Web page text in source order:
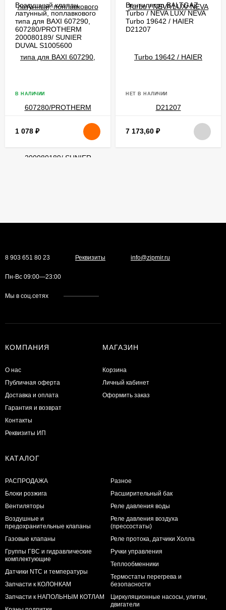
Воздушный клапан
латунный, поплавкового
типа для BAXI 607290,
607280/PROTHERM
200080189/ SUNIER
DUVAL S1005600
В НАЛИЧИИ
1 078 ₽
Вентилятор BALTGAZ
Turbo / NEVA LUX/ NEVA
Turbo 19642 / HAIER
D21207
НЕТ В НАЛИЧИИ
7 173,60 ₽
8 903 651 80 23 Реквизиты info@zipmir.ru
Пн-Вс 09:00—23:00
Мы в соц.сетях
КОМПАНИЯ
О нас
Публичная оферта
Доставка и оплата
Гарантия и возврат
Контакты
Реквизиты ИП
МАГАЗИН
Корзина
Личный кабинет
Оформить заказ
КАТАЛОГ
РАСПРОДАЖА
Блоки розжига
Вентиляторы
Воздушные и
предохранительные клапаны
Газовые клапаны
Группы ГВС и гидравлические
комплектующие
Датчики NTC и температуры
Запчасти к КОЛОНКАМ
Запчасти к НАПОЛЬНЫМ КОТЛАМ
Разное
Расширительный бак
Реле давления воды
Реле давления воздуха
(прессостаты)
Реле протока, датчики Холла
Ручки управления
Теплообменники
Термостаты перегрева и
безопасности
Циркуляционные насосы, улитки,
двигатели